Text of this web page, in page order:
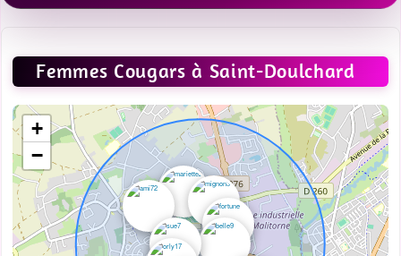
Femmes Cougars à Saint-Doulchard
+
−